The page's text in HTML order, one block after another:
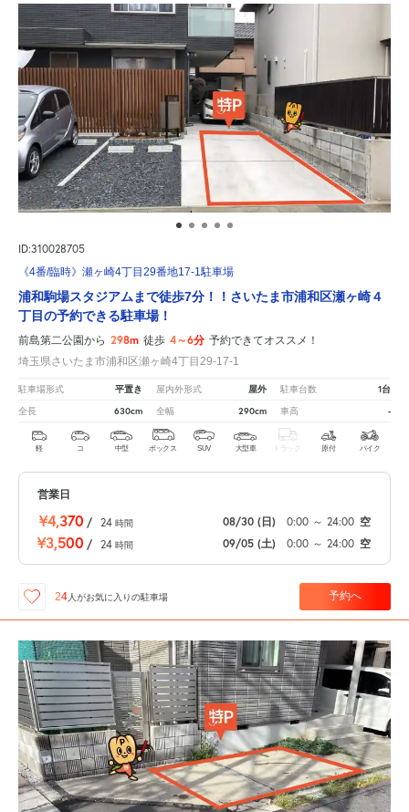
ID:310028705
《4番/臨時》瀬ヶ崎4丁目29番地17-1駐車場
浦和駒場スタジアムまで徒歩7分！！さいたま市浦和区瀬ヶ崎４
丁目の予約できる駐車場！
前島第二公園から 298m 徒歩 4～6分 予約できてオススメ！
埼玉県さいたま市浦和区瀬ヶ崎4丁目29-17-1
駐車場形式 平置き 屋内外形式 屋外 駐車台数 1台
全長 630cm 全幅 290cm 車高 -
軽 コ 中型 ボックス SUV 大型車 トラック 原付 バイク
営業日
¥4,370 / 24 時間 08/30 (日) 0:00 ～ 24:00 空
¥3,500 / 24 時間 09/05 (土) 0:00 ～ 24:00 空
24 人がお気に入りの駐車場 予約へ